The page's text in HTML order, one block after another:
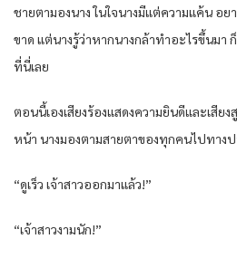
ชายตามอง​นาง​ ใน​ใจนาง​มีแต่​ความแค้น​ อย
ขาด​ แต่​นาง​รู้​ว่า​หาก​นาง​กล้า​ทำ​อะไร​ขึ้น​มา
ที่นี่​เลย​
ตอนนี้​เอง​เสียงร้อง​แสดงความยินดี​และ​เสียง​
หน้า​ นาง​มองตาม​สายตา​ของ​ทุกคน​ไปทาง​
“ดู​เร็ว​ เจ้าสาว​ออกมา​แล้ว​!”
“เจ้าสาวงาม​นัก​!”